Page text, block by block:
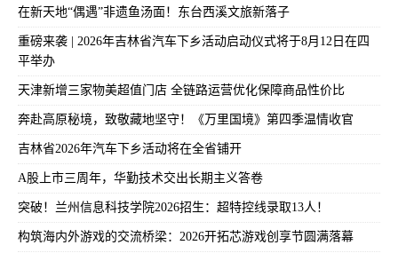
在新天地“偶遇”非遗鱼汤面！东台西溪文旅新落子
重磅来袭 | 2026年吉林省汽车下乡活动启动仪式将于8月12日在四
平举办
天津新增三家物美超值门店 全链路运营优化保障商品性价比
奔赴高原秘境，致敬藏地坚守！《万里国境》第四季温情收官
吉林省2026年汽车下乡活动将在全省铺开
A股上市三周年，华勤技术交出长期主义答卷
突破！兰州信息科技学院2026招生：超特控线录取13人！
构筑海内外游戏的交流桥梁：2026开拓芯游戏创享节圆满落幕